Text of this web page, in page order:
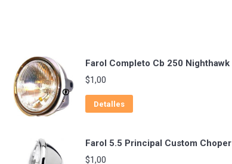
Farol Completo Cb 250 Nighthawk
$1,00
Detalles
Farol 5.5 Principal Custom Choper
$1,00